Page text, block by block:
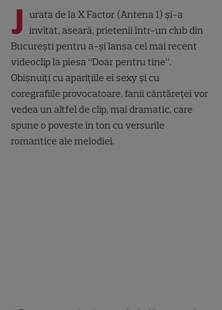
J
urata de la X Factor (Antena 1) şi-a
invitat, aseară, prietenii într-un club din
Bucureşti pentru a-şi lansa cel mai recent
videoclip la piesa “Doar pentru tine”.
Obişnuiţi cu apariţiile ei sexy şi cu
coregrafiile provocatoare, fanii cântăreţei vor
vedea un altfel de clip, mai dramatic, care
spune o poveste în ton cu versurile
romantice ale melodiei.